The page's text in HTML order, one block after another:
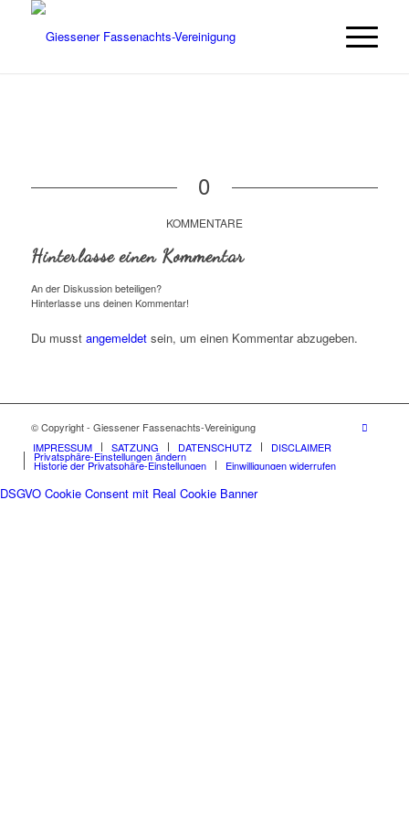
0
KOMMENTARE
Hinterlasse einen Kommentar
An der Diskussion beteiligen?
Hinterlasse uns deinen Kommentar!
Du musst angemeldetsein, um einen Kommentar abzugeben.
© Copyright - Giessener Fassenachts-Vereinigung
IMPRESSUM
SATZUNG DATENSCHUTZ DISCLAIMER
Privatsphäre-Einstellungen ändern
Historie der Privatsphäre-Einstellungen Einwilligungen widerrufen
DSGVO Cookie Consent mit Real Cookie Banner